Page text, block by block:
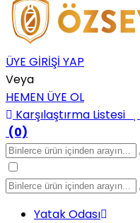
ÜYE GİRİŞİ YAP
Veya
HEMEN ÜYE OL
Karşılaştırma Listesi
(0)
Yatak Odası